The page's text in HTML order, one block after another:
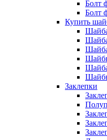
Болт
Болт
Купить
Заклепки